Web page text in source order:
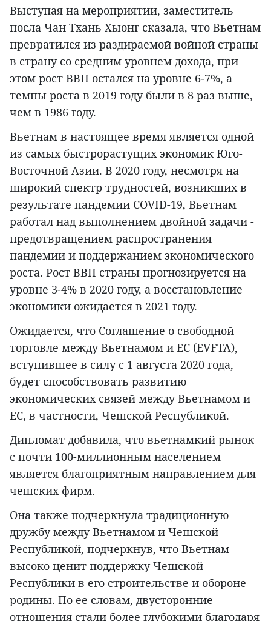
Выступая на мероприятии, заместитель
посла Чан Тхань Хыонг сказала, что Вьетнам
превратился из раздираемой войной страны
в страну со средним уровнем дохода, при
этом рост ВВП остался на уровне 6-7%, а
темпы роста в 2019 году были в 8 раз выше,
чем в 1986 году.
Вьетнам в настоящее время является одной
из самых быстрорастущих экономик Юго-
Восточной Азии. В 2020 году, несмотря на
широкий спектр трудностей, возникших в
результате пандемии COVID-19, Вьетнам
работал над выполнением двойной задачи -
предотвращением распространения
пандемии и поддержанием экономического
роста. Рост ВВП страны прогнозируется на
уровне 3-4% в 2020 году, а восстановление
экономики ожидается в 2021 году.
Ожидается, что Соглашение о свободной
торговле между Вьетнамом и ЕС (EVFTA),
вступившее в силу с 1 августа 2020 года,
будет способствовать развитию
экономических связей между Вьетнамом и
ЕС, в частности, Чешской Республикой.
Дипломат добавила, что вьетнамкий рынок
с почти 100-миллионным населением
является благоприятным направлением для
чешских фирм.
Она также подчеркнула традиционную
дружбу между Вьетнамом и Чешской
Республикой, подчеркнув, что Вьетнам
высоко ценит поддержку Чешской
Республики в его строительстве и обороне
родины. По ее словам, двусторонние
отношения стали более глубокими благодаря